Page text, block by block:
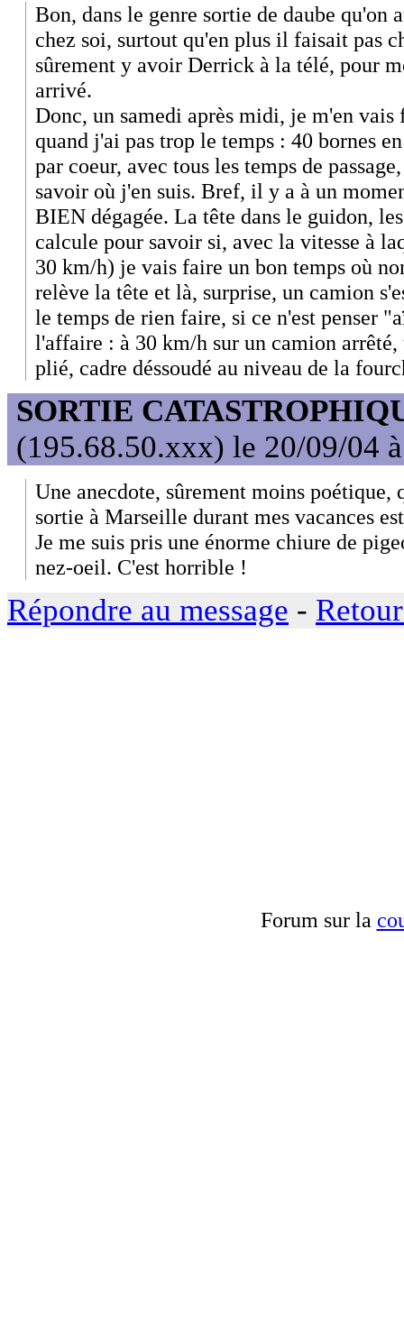
Bon, dans le genre sortie de daube qu'on
chez soi, surtout qu'en plus il faisait pas
sûrement y avoir Derrick à la télé, pour
arrivé.
Donc, un samedi après midi, je m'en
quand j'ai pas trop le temps : 40 bornes
par coeur, avec tous les temps de
savoir où j'en suis. Bref, il y a à un
BIEN dégagée. La tête dans le guidon,
calcule pour savoir si, avec la vitesse à
30 km/h) je vais faire un bon temps où
relève la tête et là, surprise, un camion
le temps de rien faire, si ce n'est penser
l'affaire : à 30 km/h sur un camion arrêté,
plié, cadre déssoudé au niveau de la
SORTIE
(195.68.50.xxx) le 20/09/04
Une anecdote, sûrement moins poétique,
sortie à Marseille durant mes vacances
Je me suis pris une énorme chiure de
nez-oeil. C'est horrible !
Répondre au message -
Forum sur la